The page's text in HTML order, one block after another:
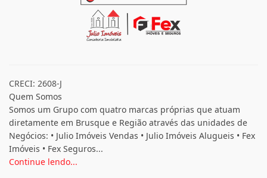
CRECI: 2608-J
Quem Somos